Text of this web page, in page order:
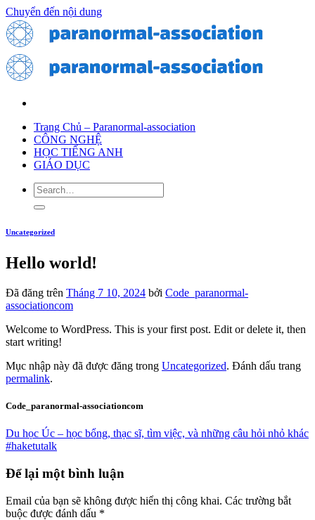
Chuyển đến nội dung
Trang Chủ – Paranormal-association
CÔNG NGHỆ
HỌC TIẾNG ANH
GIÁO DỤC
Uncategorized
Hello world!
Đã đăng trên Tháng 7 10, 2024 bởi Code_paranormal-
associationcom
Welcome to WordPress. This is your first post. Edit or delete it, then
start writing!
Mục nhập này đã được đăng trong Uncategorized. Đánh dấu trang
permalink.
Code_paranormal-associationcom
Du học Úc – học bổng, thạc sĩ, tìm việc, và những câu hỏi nhỏ khác
#haketutalk
Để lại một bình luận
Email của bạn sẽ không được hiển thị công khai. Các trường bắt
buộc được đánh dấu *